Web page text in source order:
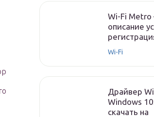
Wi-Fi
описание
Wi-Fi
Драйвер
Windows
скачать на